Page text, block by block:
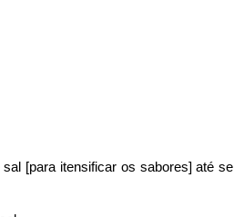
[para itensificar os sabores] até se